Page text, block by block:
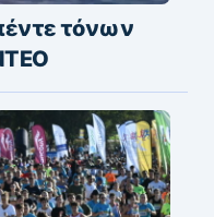
τόνων